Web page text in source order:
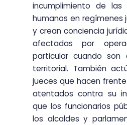
incumplimiento de
humanos en regímenes
y crean conciencia
afectadas por
particular cuando son
territorial. También
jueces que hacen
atentados contra su
que los funcionarios
los alcaldes y